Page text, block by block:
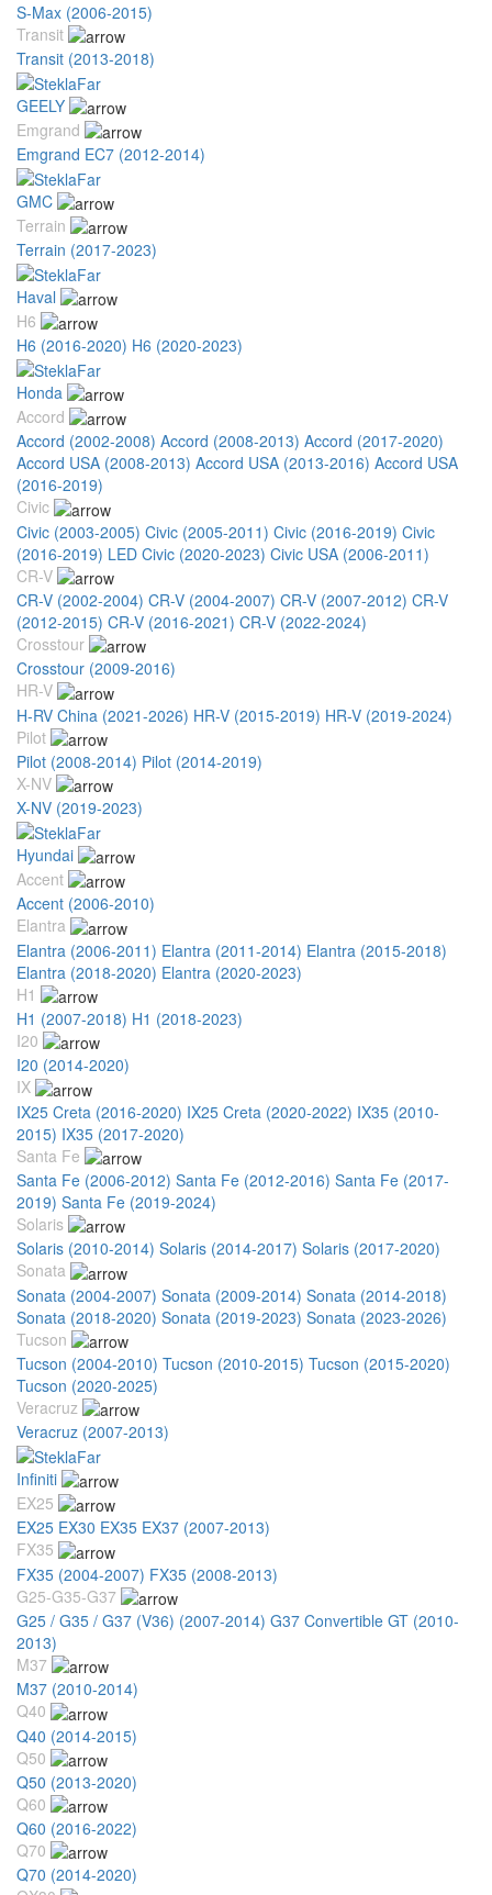
S-Max (2006-2015)
Transit
Transit (2013-2018)
GEELY
Emgrand
Emgrand EC7 (2012-2014)
GMC
Terrain
Terrain (2017-2023)
Haval
H6
H6 (2016-2020) H6 (2020-2023)
Honda
Accord
Accord (2002-2008) Accord (2008-2013) Accord (2017-2020)
Accord USA (2008-2013) Accord USA (2013-2016) Accord USA
(2016-2019)
Civic
Civic (2003-2005) Civic (2005-2011) Civic (2016-2019) Civic
(2016-2019) LED Civic (2020-2023) Civic USA (2006-2011)
CR-V
CR-V (2002-2004) CR-V (2004-2007) CR-V (2007-2012) CR-V
(2012-2015) CR-V (2016-2021) CR-V (2022-2024)
Crosstour
Crosstour (2009-2016)
HR-V
H-RV China (2021-2026) HR-V (2015-2019) HR-V (2019-2024)
Pilot
Pilot (2008-2014) Pilot (2014-2019)
X-NV
X-NV (2019-2023)
Hyundai
Accent
Accent (2006-2010)
Elantra
Elantra (2006-2011) Elantra (2011-2014) Elantra (2015-2018)
Elantra (2018-2020) Elantra (2020-2023)
H1
H1 (2007-2018) H1 (2018-2023)
I20
I20 (2014-2020)
IX
IX25 Creta (2016-2020) IX25 Creta (2020-2022) IX35 (2010-
2015) IX35 (2017-2020)
Santa Fe
Santa Fe (2006-2012) Santa Fe (2012-2016) Santa Fe (2017-
2019) Santa Fe (2019-2024)
Solaris
Solaris (2010-2014) Solaris (2014-2017) Solaris (2017-2020)
Sonata
Sonata (2004-2007) Sonata (2009-2014) Sonata (2014-2018)
Sonata (2018-2020) Sonata (2019-2023) Sonata (2023-2026)
Tucson
Tucson (2004-2010) Tucson (2010-2015) Tucson (2015-2020)
Tucson (2020-2025)
Veracruz
Veracruz (2007-2013)
Infiniti
EX25
EX25 EX30 EX35 EX37 (2007-2013)
FX35
FX35 (2004-2007) FX35 (2008-2013)
G25-G35-G37
G25 / G35 / G37 (V36) (2007-2014) G37 Convertible GT (2010-
2013)
M37
M37 (2010-2014)
Q40
Q40 (2014-2015)
Q50
Q50 (2013-2020)
Q60
Q60 (2016-2022)
Q70
Q70 (2014-2020)